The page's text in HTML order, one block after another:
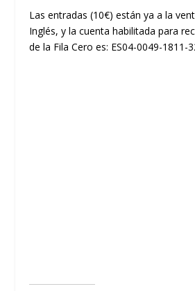
Las entradas (10€) están ya a la
Inglés, y la cuenta habilitada para
de la Fila Cero es: ES04-0049-1811-